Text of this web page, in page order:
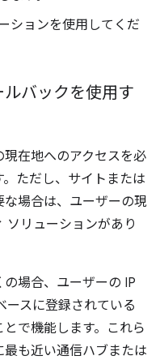
ションを使用してくだ
バックを使用す
在地へのアクセスを必
ただし、サイトまたは
場合は、ユーザーの現
ソリューションがあり
場合、ユーザーの IP
ースに登録されている
で機能します。これら
も近い通信ハブまたは